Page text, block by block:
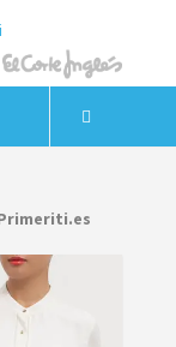
Primeriti.es